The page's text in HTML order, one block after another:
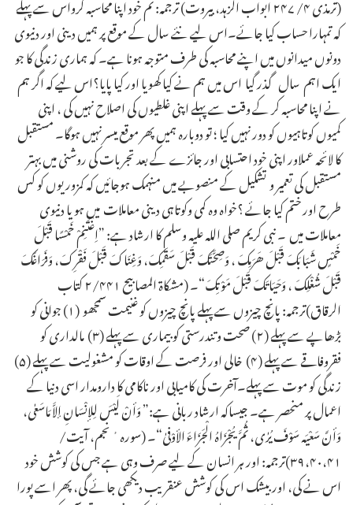
کہ تمہارا حساب کیا جائے۔اس لیے نئے سال کے موقع پر ہمیں دینی اور دنیوی
دونوں میدانوں میں اپنے محاسبہ کی طرف متوجہ ہونا ہے۔ کہ ہماری زندگی کا جو
ایک اہم سال گذر گیا اس میں ہم نے کیا کھویا اور کیا پایا؟اس لیے کہ اگر ہم
نے اپنا محاسبہ کر کے وقت سے پہلے اپنی غلطیوں کی اصلاح نہیں کی ، اپنی
کمیوں کوتاہیوں کو دور نہیں کیا ؛ تو دوبارہ ہمیں پھر موقع میسر نہیں ہوگا۔ مستقبل
کا لائحہ عملاور اپنی خود احتسابی اور جائزے کے بعد تجربات کی روشنی میں بہتر
مستقبل کی تعمیر و تشکیل کے منصوبے میں منہمک ہوجائیں کہ کمزوریوں کو کس
طرح اور ختم کیا جائے ؟خواہ وہ کمی وکوتاہی دینی معاملات میں ہو یا دنیوی
معاملات میں ۔ نبی کریم صلی اللہ علیہ وسلم کا ارشاد ہے: ”اِغْتَنِمْ خَمْسًا قَبْلَ
خَمْسٍ شَبَابَکَ قَبْلَ ھَرَمِکَ ، وَصِحَّتَکَ قَبْلَ سَقَمِکَ، وَغِنَاکَ قَبْلَ فَقْرِکَ، وَفَرَاغَکَ
قَبْلَ شُغْلِکَ ، وَحَیَاتَکَ قَبْلَ مَوْتِکَ“۔ (مشکاة المصابیح ۲/۴۴۱ کتاب
الرقاق)ترجمہ: پانچ چیزوں سے پہلے پانچ چیزوں کو غنیمت سمجھو (۱) جوانی کو
بڑھاپے سے پہلے (۲) صحت و تندرستی کو بیماری سے پہلے (۳) مالداری کو
فقروفاقے سے پہلے (۴) خالی اور فرصت کے اوقات کو مشغولیت سے پہلے (۵)
زندگی کو موت سے پہلے۔آخرت کی کامیابی اور ناکامی کا دارومدار اسی دنیا کے
اعمال پر منحصر ہے۔ جیساکہ ارشاد ربانی ہے:” وَأنْ لَیْسَ لِلإنْسَانِ إلاَّ مَاسَعٰی،
وَأنَّ سَعْیَہ سَوْفَ یُرٰی، ثُمَّ یُجْزَاہُ الْجَزَاءَ الأوْفیٰ“۔ (سورہٴ نجم، آیت/
۳۹،۴۰،۴۱)ترجمہ: اور ہر انسان کے لیے صرف وہی ہے جس کی کوشش خود
اس نے کی، اور بیشک اس کی کوشش عنقریب دیکھی جائے گی، پھر اسے پورا